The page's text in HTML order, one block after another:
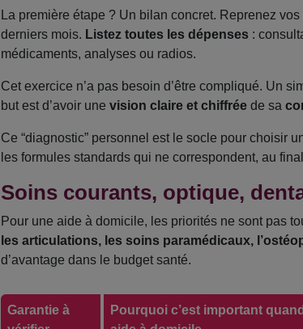
La première étape ? Un bilan concret. Reprenez
derniers mois. Listez toutes les dépenses:
médicaments, analyses ou radios.
Cet exercice n’a pas besoin d’être compliqué. Un
but est d’avoir une vision claire et chiffréede sa
Ce “diagnostic” personnel est le socle pour choisir
les formules standards qui ne correspondent, au
Soins courants, optique,
Pour une aide à domicile, les priorités ne sont pas
les articulations, les soins paramédicaux,
d’avantage dans le budget santé.
Garantie à
Pourquoi c’est important